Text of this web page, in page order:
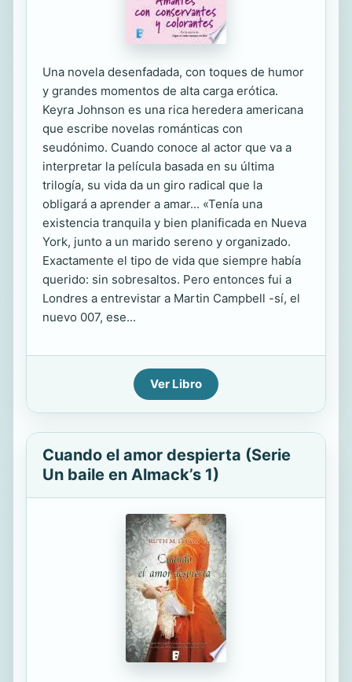
Una novela desenfadada, con toques de humor
y grandes momentos de alta carga erótica.
Keyra Johnson es una rica heredera americana
que escribe novelas románticas con
seudónimo. Cuando conoce al actor que va a
interpretar la película basada en su última
trilogía, su vida da un giro radical que la
obligará a aprender a amar... «Tenía una
existencia tranquila y bien planificada en Nueva
York, junto a un marido sereno y organizado.
Exactamente el tipo de vida que siempre había
querido: sin sobresaltos. Pero entonces fui a
Londres a entrevistar a Martin Campbell -sí, el
nuevo 007, ese...
Ver Libro
Cuando el amor despierta (Serie
Un baile en Almack’s 1)